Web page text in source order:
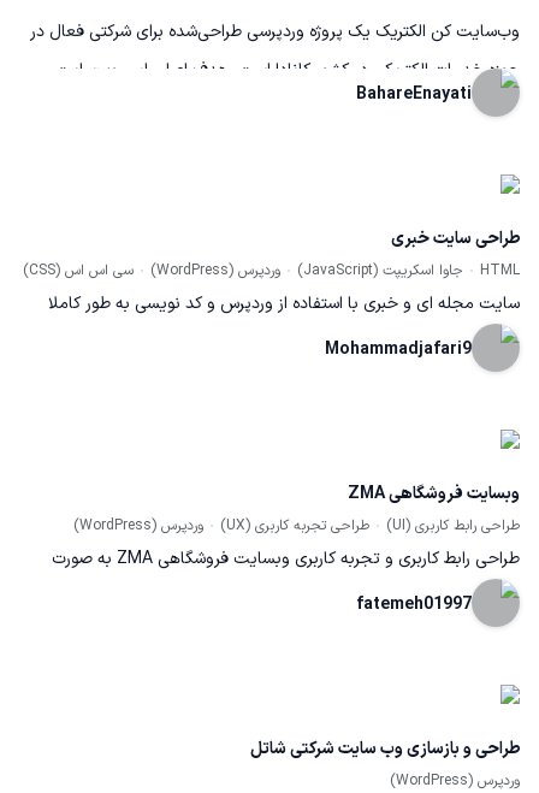
وب‌سایت کن الکتریک یک پروژه وردپرسی طراحی‌شده برای شرکتی فعال در
حوزه خدمات الکتریکی در کشور کانادا است. هدف اصلی این وب‌سایت،
معرفی خدمات تخصصی برق‌کشی و تعمیرات الکتریکی، ایجاد بستری ساده
طراحی این پروژه بر سادگی، سرعت و کاربرپسند بودن تمرکز شد تا مشتریان
بتوانند سریع‌تر به خدمات مورد نیاز خود دسترسی پیدا کنند.
BahareEnayati
طراحی سایت خبری
HTML جاوا اسکریپت (JavaScript) وردپرس (WordPress) سی اس اس (CSS)
سایت مجله ای و خبری با استفاده از وردپرس و کد نویسی به طور کاملا
داینامیک طراحی شده است
Mohammadjafari9
وبسایت فروشگاهی ZMA
طراحی رابط کاربری (UI) طراحی تجربه کاربری (UX) وردپرس (WordPress)
طراحی رابط کاربری و تجربه کاربری وبسایت فروشگاهی ZMA به صورت
کامل شامل تمامی صفحات و پروتوتایپ شده. (صفحه اصلی، صفحه
fatemeh01997
طراحی و بازسازی وب سایت شرکتی شاتل
وردپرس (WordPress)